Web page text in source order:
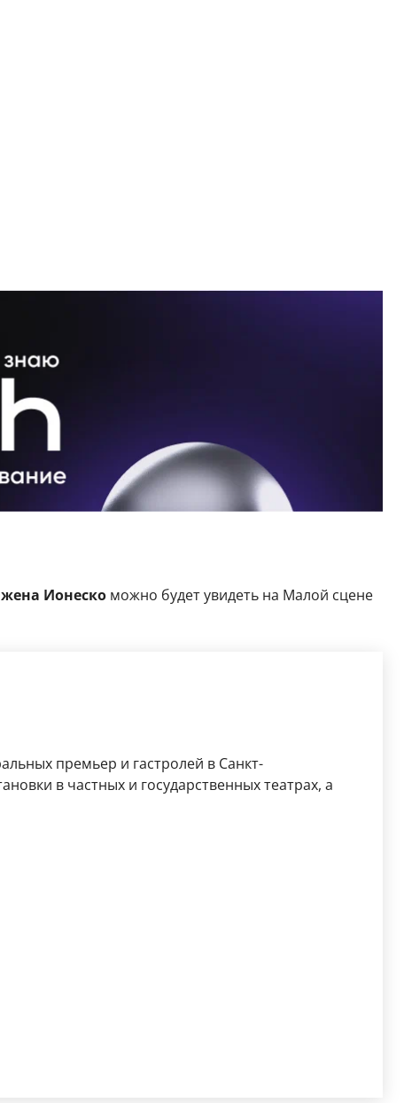
Ионеско можно будет увидеть на Малой сцене
премьер и гастролей в Санкт-
в частных и государственных театрах, а